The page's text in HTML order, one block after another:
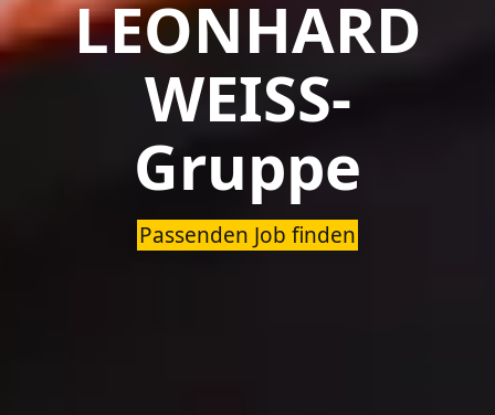
LEONHARD
WEISS-
Gruppe
Passenden Job finden